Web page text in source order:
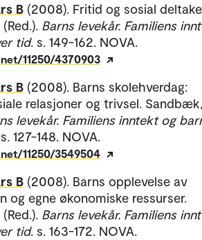
B (2008). Fritid og sosial
Barns levekår. Familiens
tid. s. 149-162. NOVA.
11250/4370903
B (2008). Barns skolehverdag:
relasjoner og trivsel.
levekår. Familiens inntekt og
127-148. NOVA.
11250/3549504
B (2008). Barns opplevelse av
og egne økonomiske ressurser.
Barns levekår. Familiens
tid. s. 163-172. NOVA.